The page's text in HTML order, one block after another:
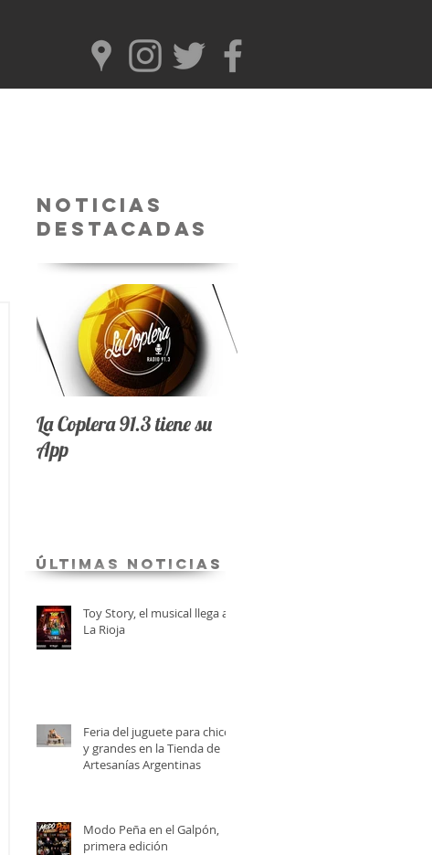
Noticias
Destacadas
La Coplera 91.3 tiene su
App
últimas Noticias
Toy Story, el musical llega a
La Rioja
Feria del juguete para chicos
y grandes en la Tienda de
Artesanías Argentinas
Modo Peña en el Galpón,
primera edición